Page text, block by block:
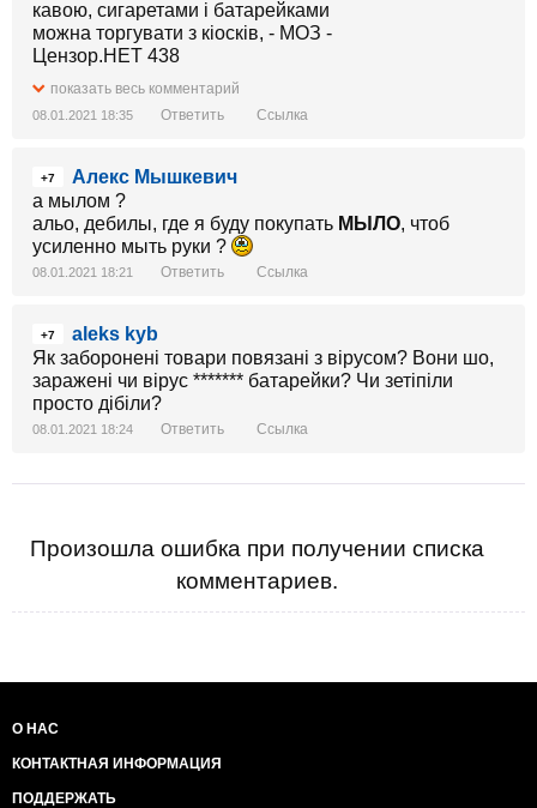
показать весь комментарий
08.01.2021 18:35 Ответить Ссылка
+7
Алекс Мышкевич
а мылом ?
альо, дебилы, где я буду покупать МЫЛО, чтоб
усиленно мыть руки ?
08.01.2021 18:21 Ответить Ссылка
+7
aleks kyb
Як заборонені товари повязані з вірусом? Вони шо,
заражені чи вірус ******* батарейки? Чи зетіпіли
просто дібіли?
08.01.2021 18:24 Ответить Ссылка
Произошла ошибка при получении списка
комментариев.
О НАС
КОНТАКТНАЯ ИНФОРМАЦИЯ
ПОДДЕРЖАТЬ